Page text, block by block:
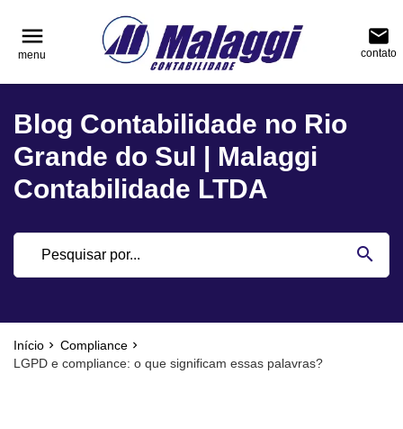
menu
menu
email
contato
Blog Contabilidade no Rio
Grande do Sul | Malaggi
Contabilidade LTDA
search
Início
Compliance
LGPD e compliance: o que significam essas palavras?
reply NAVEGAÇÃO
Blog
Contabilidade
Notícias
reply FALE CONOSCO
phone (51) 3751-0400
location_on
Rua Júlio de Castilhos, nº 983, salas 3 e 4
Encantado - Rio Grande do Sul